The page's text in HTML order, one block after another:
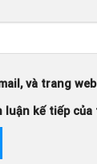
và trang
luận kế tiếp của